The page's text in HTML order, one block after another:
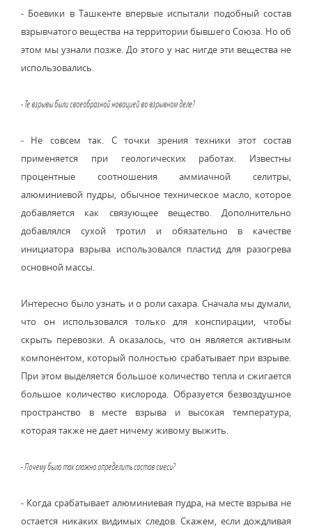
- Боевики в Ташкенте впервые испытали подобный состав
взрывчатого вещества на территории бывшего Союза. Но об
этом мы узнали позже. До этого у нас нигде эти вещества не
использовались.
- Те взрывы были своеобразной новацией во взрывном деле?
- Не совсем так. С точки зрения техники этот состав
применяется при геологических работах. Известны
процентные соотношения аммиачной селитры,
алюминиевой пудры, обычное техническое масло, которое
добавляется как связующее вещество. Дополнительно
добавлялся сухой тротил и обязательно в качестве
инициатора взрыва использовался пластид для разогрева
основной массы.
Интересно было узнать и о роли сахара. Сначала мы думали,
что он использовался только для конспирации, чтобы
скрыть перевозки. А оказалось, что он является активным
компонентом, который полностью срабатывает при взрыве.
При этом выделяется большое количество тепла и сжигается
большое количество кислорода. Образуется безвоздушное
пространство в месте взрыва и высокая температура,
которая также не дает ничему живому выжить.
- Почему было так сложно определить состав смеси?
- Когда срабатывает алюминиевая пудра, на месте взрыва не
остается никаких видимых следов. Скажем, если дождливая